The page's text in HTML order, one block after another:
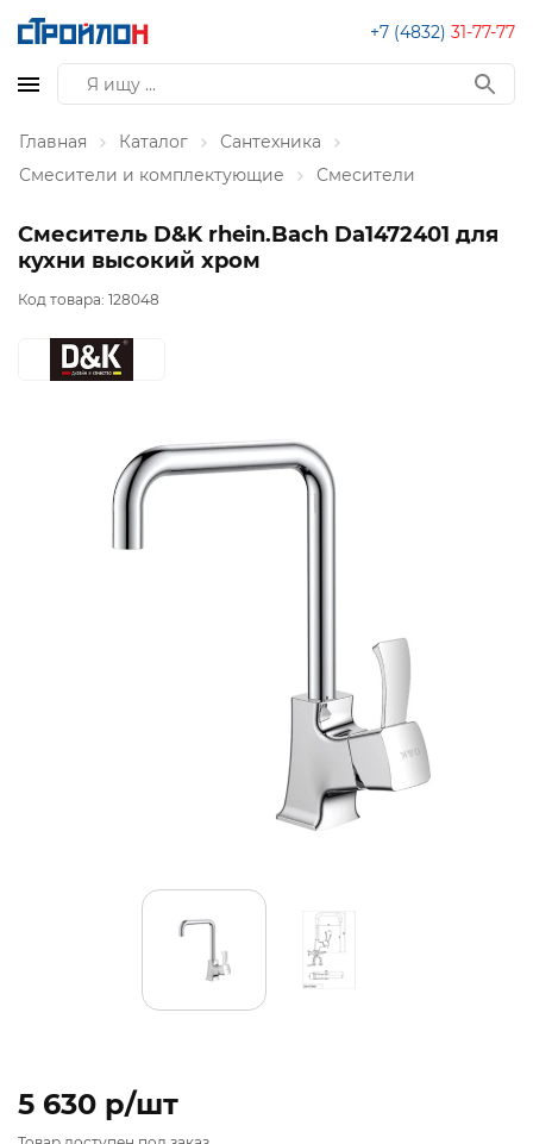
+7 (4832) 31-77-77
Главная Каталог
Сантехника
Смесители и комплектующие
Смесители
Смеситель D&K rhein.Bach Da1472401 для
кухни высокий хром
Код товара: 128048
5 630 p/шт